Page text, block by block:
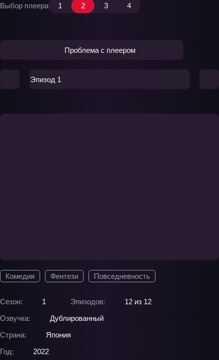
Комедия Фентези Повседневность
Сезон: 1 Эпизодов:
12 из 12
Озвучка:
Дублированный
Страна:
Япония
Год:
2022
Выбор плеера 1 2 3 4
Проблема с плеером
Эпизод 1